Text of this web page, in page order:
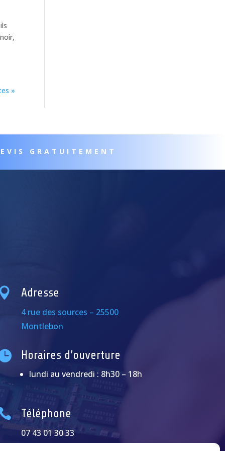
»
GRATUITEMENT
Adresse
4 rue des sources – 25500
Montlebon
Horaires d’ouverture
lundi au vendredi : 8h30 – 18h
Téléphone
07 43 01 30 33